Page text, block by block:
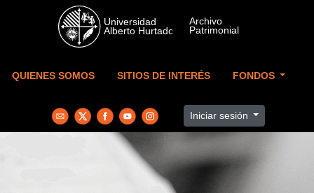
Skip to main content
QUIENES SOMOS SITIOS DE INTERÉS FONDOS
Iniciar sesión